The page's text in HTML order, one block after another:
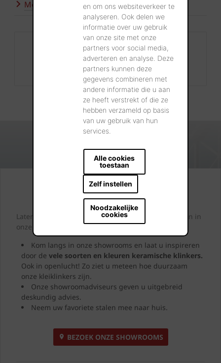
en om ons websiteverkeer te
analyseren. Ook delen we
informatie over uw gebruik
van onze site met onze
partners voor social media,
adverteren en analyse. Deze
partners kunnen deze
gegevens combineren met
andere informatie die u aan
ze heeft verstrekt of die ze
hebben verzameld op basis
van uw gebruik van hun
services.
Alle cookies
toestaan
Zelf instellen
Noodzakelijke
cookies
Meer inspiratie
Contact
+32 56 24 96 38
info@wienerberger.be
Kijk. Droom. Kies.
Laten we samen letterlijk uw dromen tastbaar maken in
onze showrooms.
Kom langs in onze showrooms en laat u inspireren
door de vele soorten en kleuren keramische klinkers.
Ook in openlucht! Zo ziet u meteen hoe duurzaam
onze kleiklinkers zijn.
Onze showroomadviseurs geven u uitgebreid
deskundig advies.
Neem uw favoriete stalen mee naar huis.
BEZOEK ONZE SHOWROOMS